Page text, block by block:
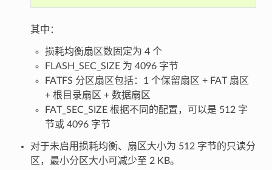
其中：
损耗均衡扇区数固定为 4 个
FLASH_SEC_SIZE 为 4096 字节
FATFS 分区扇区包括：1 个保留扇区 + FAT 扇区
+ 根目录扇区 + 数据扇区
FAT_SEC_SIZE 根据不同的配置，可以是 512 字
节或 4096 字节
对于未启用损耗均衡、扇区大小为 512 字节的只读分
区，最小分区大小可减少至 2 KB。